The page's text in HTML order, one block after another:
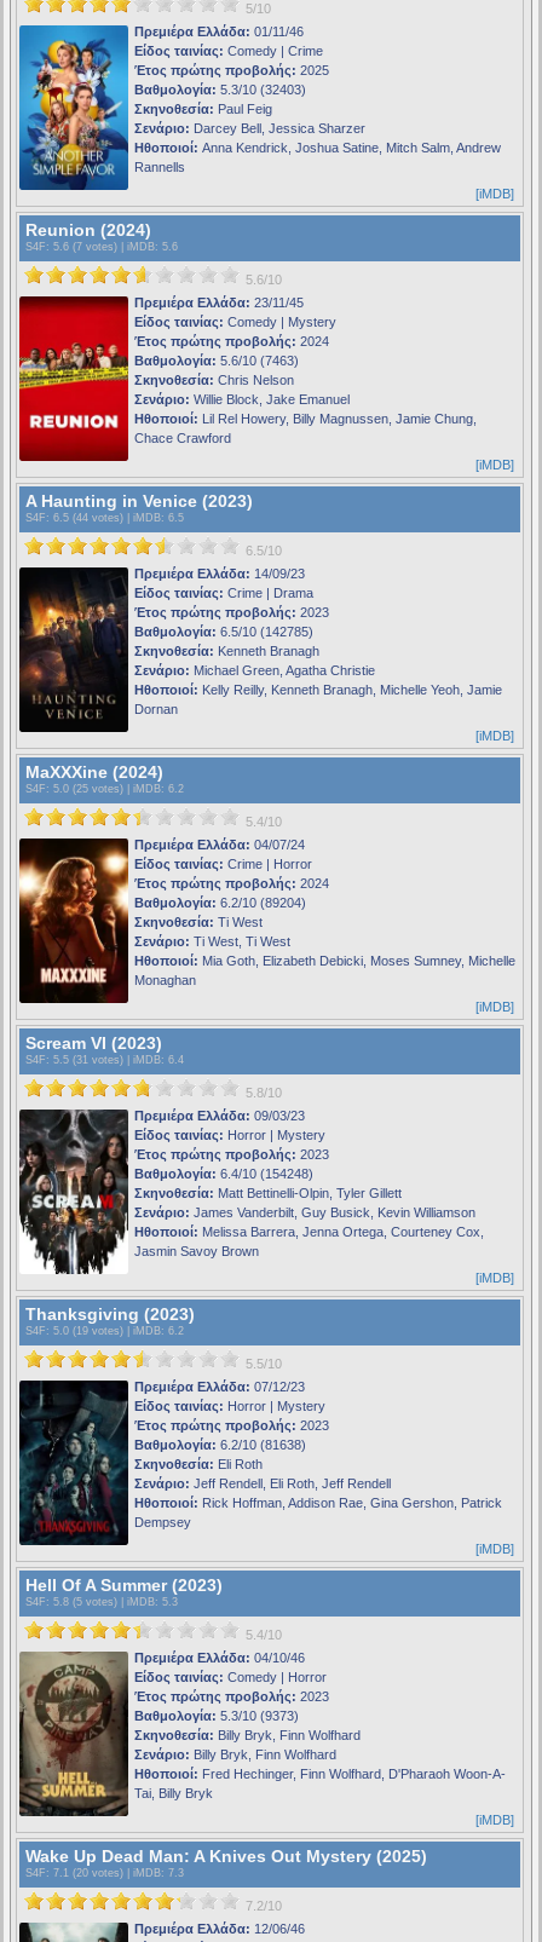
5/10
Πρεμιέρα Ελλάδα: 01/11/46
Είδος ταινίας: Comedy | Crime
Έτος πρώτης προβολής: 2025
Βαθμολογία: 5.3/10 (32403)
Σκηνοθεσία: Paul Feig
Σενάριο: Darcey Bell, Jessica Sharzer
Ηθοποιοί: Anna Kendrick, Joshua Satine, Mitch Salm, Andrew
Rannells
[iMDB]
Reunion (2024)
S4F : 5.6 (7 votes) | iMDB: 5.6
5.6/10
Πρεμιέρα Ελλάδα: 23/11/45
Είδος ταινίας: Comedy | Mystery
Έτος πρώτης προβολής: 2024
Βαθμολογία: 5.6/10 (7463)
Σκηνοθεσία: Chris Nelson
Σενάριο: Willie Block, Jake Emanuel
Ηθοποιοί: Lil Rel Howery, Billy Magnussen, Jamie Chung,
Chace Crawford
[iMDB]
A Haunting in Venice (2023)
S4F : 6.5 (44 votes) | iMDB: 6.5
6.5/10
Πρεμιέρα Ελλάδα: 14/09/23
Είδος ταινίας: Crime | Drama
Έτος πρώτης προβολής: 2023
Βαθμολογία: 6.5/10 (142785)
Σκηνοθεσία: Kenneth Branagh
Σενάριο: Michael Green, Agatha Christie
Ηθοποιοί: Kelly Reilly, Kenneth Branagh, Michelle Yeoh, Jamie
Dornan
[iMDB]
MaXXXine (2024)
S4F : 5.0 (25 votes) | iMDB: 6.2
5.4/10
Πρεμιέρα Ελλάδα: 04/07/24
Είδος ταινίας: Crime | Horror
Έτος πρώτης προβολής: 2024
Βαθμολογία: 6.2/10 (89204)
Σκηνοθεσία: Ti West
Σενάριο: Ti West, Ti West
Ηθοποιοί: Mia Goth, Elizabeth Debicki, Moses Sumney, Michelle
Monaghan
[iMDB]
Scream VI (2023)
S4F : 5.5 (31 votes) | iMDB: 6.4
5.8/10
Πρεμιέρα Ελλάδα: 09/03/23
Είδος ταινίας: Horror | Mystery
Έτος πρώτης προβολής: 2023
Βαθμολογία: 6.4/10 (154248)
Σκηνοθεσία: Matt Bettinelli-Olpin, Tyler Gillett
Σενάριο: James Vanderbilt, Guy Busick, Kevin Williamson
Ηθοποιοί: Melissa Barrera, Jenna Ortega, Courteney Cox,
Jasmin Savoy Brown
[iMDB]
Thanksgiving (2023)
S4F : 5.0 (19 votes) | iMDB: 6.2
5.5/10
Πρεμιέρα Ελλάδα: 07/12/23
Είδος ταινίας: Horror | Mystery
Έτος πρώτης προβολής: 2023
Βαθμολογία: 6.2/10 (81638)
Σκηνοθεσία: Eli Roth
Σενάριο: Jeff Rendell, Eli Roth, Jeff Rendell
Ηθοποιοί: Rick Hoffman, Addison Rae, Gina Gershon, Patrick
Dempsey
[iMDB]
Hell Of A Summer (2023)
S4F : 5.8 (5 votes) | iMDB: 5.3
5.4/10
Πρεμιέρα Ελλάδα: 04/10/46
Είδος ταινίας: Comedy | Horror
Έτος πρώτης προβολής: 2023
Βαθμολογία: 5.3/10 (9373)
Σκηνοθεσία: Billy Bryk, Finn Wolfhard
Σενάριο: Billy Bryk, Finn Wolfhard
Ηθοποιοί: Fred Hechinger, Finn Wolfhard, D'Pharaoh Woon-A-
Tai, Billy Bryk
[iMDB]
Wake Up Dead Man: A Knives Out Mystery (2025)
S4F : 7.1 (20 votes) | iMDB: 7.3
7.2/10
Πρεμιέρα Ελλάδα: 12/06/46